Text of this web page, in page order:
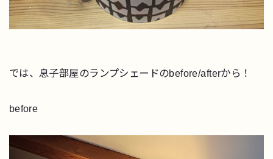
では、息子部屋のランプシェードのbefore/afterから！
before